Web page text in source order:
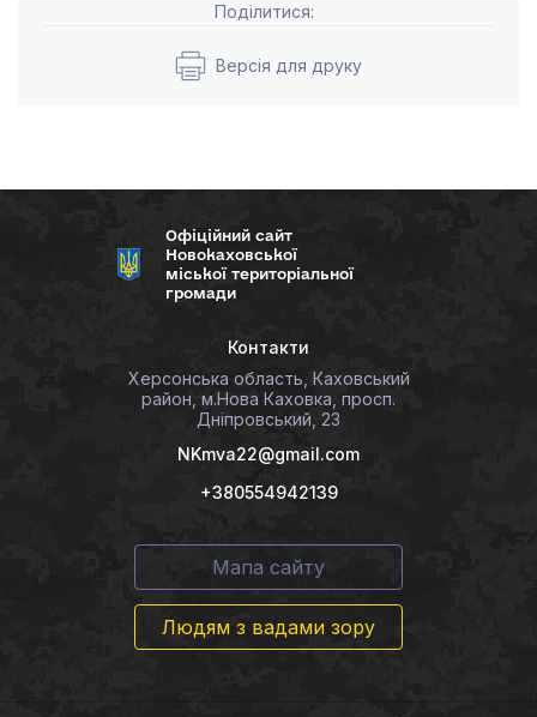
Поділитися:
Версія для друку
Офіційний сайт
Новокаховської
міської територіальної
громади
Контакти
Херсонська область, Каховський
район, м.Нова Каховка, просп.
Дніпровський, 23
NKmva22@gmail.com
+380554942139
Мапа сайту
Людям з вадами зору